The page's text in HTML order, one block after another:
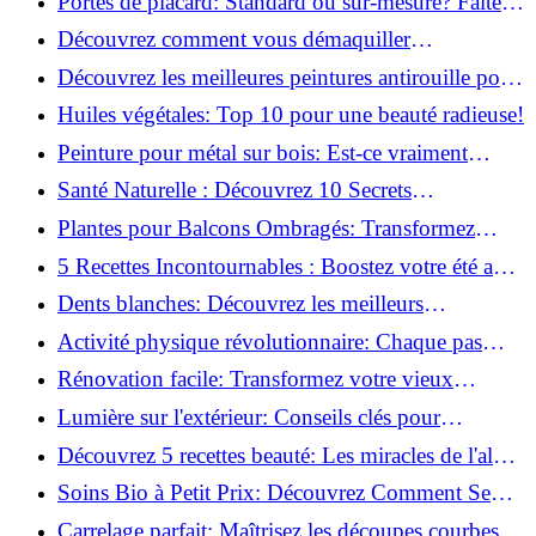
le meilleur choix!
Découvrez comment vous démaquiller
naturellement: Astuces et secrets révélés!
Découvrez les meilleures peintures antirouille pour
le fer: Top 12 analysé!
Huiles végétales: Top 10 pour une beauté radieuse!
Peinture pour métal sur bois: Est-ce vraiment
possible?
Santé Naturelle : Découvrez 10 Secrets
Incontournables pour un Bien-être Optimal!
Plantes pour Balcons Ombragés: Transformez
votre Terrasse en Oasis Verte!
5 Recettes Incontournables : Boostez votre été avec
des huiles essentielles!
Dents blanches: Découvrez les meilleurs
ingrédients naturels!
Activité physique révolutionnaire: Chaque pas
compte pour votre santé!
Rénovation facile: Transformez votre vieux
parquet irrégulier en un clin d'œil!
Lumière sur l'extérieur: Conseils clés pour
concevoir et installer votre éclairage!
Découvrez 5 recettes beauté: Les miracles de l'aloe
vera pour votre peau!
Soins Bio à Petit Prix: Découvrez Comment Se
Chouchouter Pour Moins de 35€!
Carrelage parfait: Maîtrisez les découpes courbes